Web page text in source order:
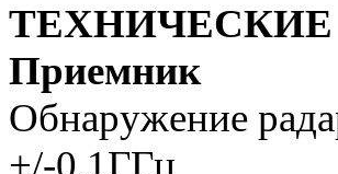
Приемник
Обнаружение